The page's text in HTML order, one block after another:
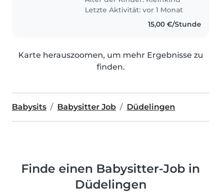
Letzte Aktivität: vor 1 Monat
15,00 €/Stunde
Karte herauszoomen, um mehr Ergebnisse zu
finden.
Babysits Babysitter Job Düdelingen
Finde einen Babysitter-Job in
Düdelingen